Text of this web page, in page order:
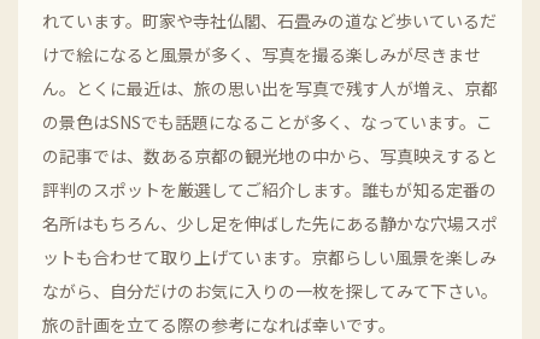
れています。町家や寺社仏閣、石畳みの道など歩いているだ
けで絵になると風景が多く、写真を撮る楽しみが尽きませ
ん。とくに最近は、旅の思い出を写真で残す人が増え、京都
の景色はSNSでも話題になることが多く、なっています。こ
の記事では、数ある京都の観光地の中から、写真映えすると
評判のスポットを厳選してご紹介します。誰もが知る定番の
名所はもちろん、少し足を伸ばした先にある静かな穴場スポ
ットも合わせて取り上げています。京都らしい風景を楽しみ
ながら、自分だけのお気に入りの一枚を探してみて下さい。
旅の計画を立てる際の参考になれば幸いです。